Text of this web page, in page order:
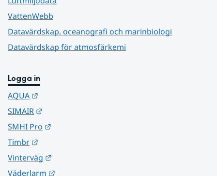
VattenWebb
Datavärdskap, oceanografi och marinbiologi
Datavärdskap för atmosfärkemi
Logga in
AQUA
SIMAIR
SMHI Pro
Timbr
Vinterväg
Väderlarm